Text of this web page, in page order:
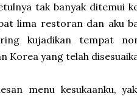
tak banyak ditemui
lima restoran dan aku
kujadikan tempat
Korea yang telah
menu kesukaanku,